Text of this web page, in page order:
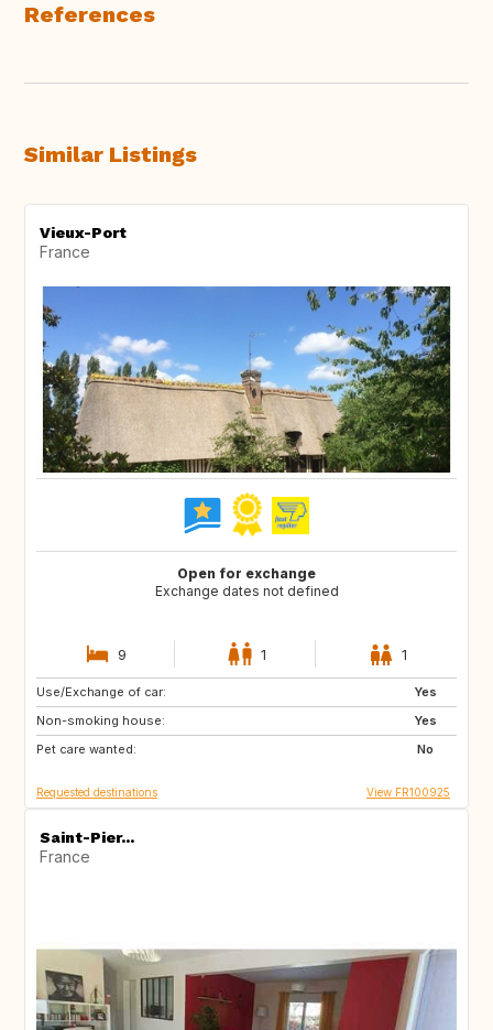
References
Similar Listings
Vieux-Port
France
Open for exchange
Exchange dates not defined
9 1 1
Use/Exchange of car:
Yes
Non-smoking house:
Yes
Pet care wanted:
No
GB
CA
US
Requested destinations View FR100925
Saint-Pier...
France